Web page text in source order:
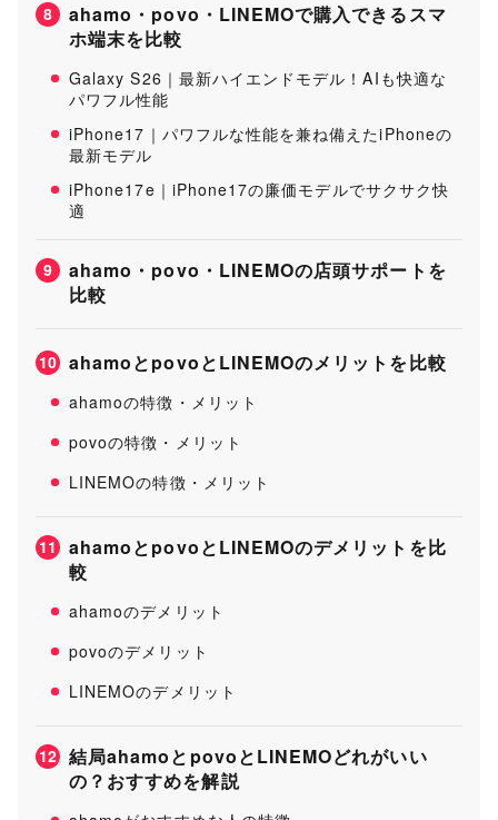
8
ahamo・povo・LINEMOで購入できるスマ
ホ端末を比較
Galaxy S26｜最新ハイエンドモデル！AIも快適な
パワフル性能
iPhone17｜パワフルな性能を兼ね備えたiPhoneの
最新モデル
iPhone17e｜iPhone17の廉価モデルでサクサク快
適
9
ahamo・povo・LINEMOの店頭サポートを
比較
10 ahamoとpovoとLINEMOのメリットを比較
ahamoの特徴・メリット
povoの特徴・メリット
LINEMOの特徴・メリット
11
ahamoとpovoとLINEMOのデメリットを比
較
ahamoのデメリット
povoのデメリット
LINEMOのデメリット
12 結局ahamoとpovoとLINEMOどれがいい
の？おすすめを解説